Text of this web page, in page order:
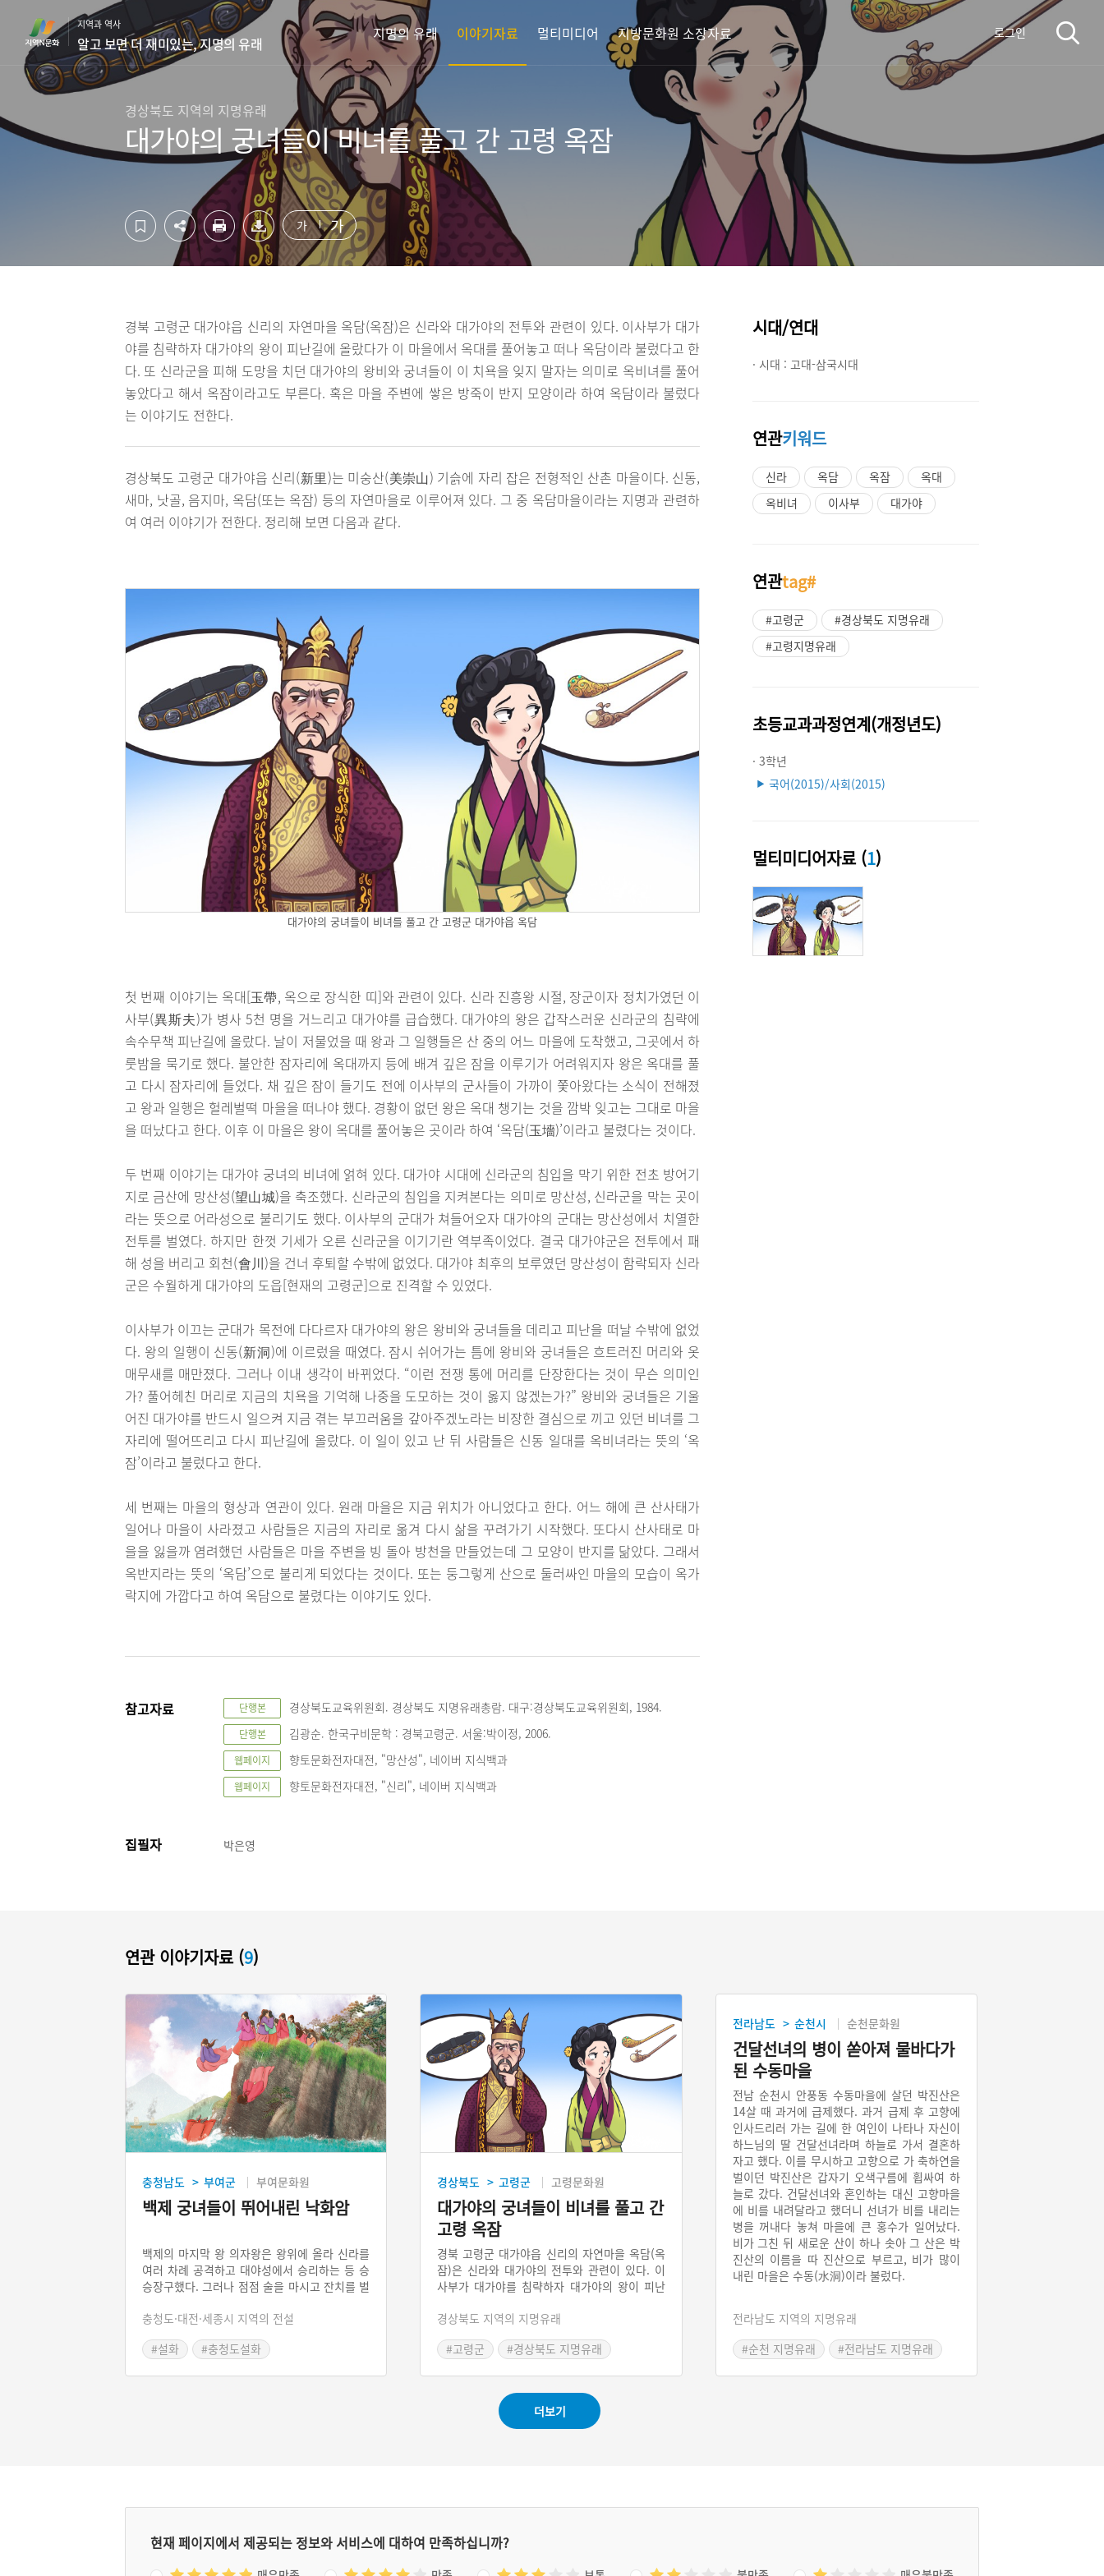
로
가
지역과 역사
알고 보면 더 재미있는, 지명의 유래
지명의 유래 이야기자료 멀티미디어 지방문화원 소장자료 로그인
경상북도 지역의 지명유래
대가야의 궁녀들이 비녀를 풀고 간 고령 옥잠
가 가
경북 고령군 대가야읍 신리의 자연마을 옥담(옥잠)은 신라와 대가야의 전투와 관련이 있다. 이사부가 대가
야를 침략하자 대가야의 왕이 피난길에 올랐다가 이 마을에서 옥대를 풀어놓고 떠나 옥담이라 불렀다고 한
다. 또 신라군을 피해 도망을 치던 대가야의 왕비와 궁녀들이 이 치욕을 잊지 말자는 의미로 옥비녀를 풀어
놓았다고 해서 옥잠이라고도 부른다. 혹은 마을 주변에 쌓은 방죽이 반지 모양이라 하여 옥담이라 불렀다
는 이야기도 전한다.
경상북도 고령군 대가야읍 신리(新里)는 미숭산(美崇山) 기슭에 자리 잡은 전형적인 산촌 마을이다. 신동,
새마, 낫골, 음지마, 옥담(또는 옥잠) 등의 자연마을로 이루어져 있다. 그 중 옥담마을이라는 지명과 관련하
여 여러 이야기가 전한다. 정리해 보면 다음과 같다.
대가야의 궁녀들이 비녀를 풀고 간 고령군 대가야읍 옥담
첫 번째 이야기는 옥대[玉帶, 옥으로 장식한 띠]와 관련이 있다. 신라 진흥왕 시절, 장군이자 정치가였던 이
사부(異斯夫)가 병사 5천 명을 거느리고 대가야를 급습했다. 대가야의 왕은 갑작스러운 신라군의 침략에
속수무책 피난길에 올랐다. 날이 저물었을 때 왕과 그 일행들은 산 중의 어느 마을에 도착했고, 그곳에서 하
룻밤을 묵기로 했다. 불안한 잠자리에 옥대까지 등에 배겨 깊은 잠을 이루기가 어려워지자 왕은 옥대를 풀
고 다시 잠자리에 들었다. 채 깊은 잠이 들기도 전에 이사부의 군사들이 가까이 쫓아왔다는 소식이 전해졌
고 왕과 일행은 헐레벌떡 마을을 떠나야 했다. 경황이 없던 왕은 옥대 챙기는 것을 깜박 잊고는 그대로 마을
을 떠났다고 한다. 이후 이 마을은 왕이 옥대를 풀어놓은 곳이라 하여 ‘옥담(玉墻)’이라고 불렸다는 것이다.
두 번째 이야기는 대가야 궁녀의 비녀에 얽혀 있다. 대가야 시대에 신라군의 침입을 막기 위한 전초 방어기
지로 금산에 망산성(望山城)을 축조했다. 신라군의 침입을 지켜본다는 의미로 망산성, 신라군을 막는 곳이
라는 뜻으로 어라성으로 불리기도 했다. 이사부의 군대가 쳐들어오자 대가야의 군대는 망산성에서 치열한
전투를 벌였다. 하지만 한껏 기세가 오른 신라군을 이기기란 역부족이었다. 결국 대가야군은 전투에서 패
해 성을 버리고 회천(會川)을 건너 후퇴할 수밖에 없었다. 대가야 최후의 보루였던 망산성이 함락되자 신라
군은 수월하게 대가야의 도읍[현재의 고령군]으로 진격할 수 있었다.
이사부가 이끄는 군대가 목전에 다다르자 대가야의 왕은 왕비와 궁녀들을 데리고 피난을 떠날 수밖에 없었
다. 왕의 일행이 신동(新洞)에 이르렀을 때였다. 잠시 쉬어가는 틈에 왕비와 궁녀들은 흐트러진 머리와 옷
매무새를 매만졌다. 그러나 이내 생각이 바뀌었다. “이런 전쟁 통에 머리를 단장한다는 것이 무슨 의미인
가? 풀어헤친 머리로 지금의 치욕을 기억해 나중을 도모하는 것이 옳지 않겠는가?” 왕비와 궁녀들은 기울
어진 대가야를 반드시 일으켜 지금 겪는 부끄러움을 갚아주겠노라는 비장한 결심으로 끼고 있던 비녀를 그
자리에 떨어뜨리고 다시 피난길에 올랐다. 이 일이 있고 난 뒤 사람들은 신동 일대를 옥비녀라는 뜻의 ‘옥
잠’이라고 불렀다고 한다.
세 번째는 마을의 형상과 연관이 있다. 원래 마을은 지금 위치가 아니었다고 한다. 어느 해에 큰 산사태가
일어나 마을이 사라졌고 사람들은 지금의 자리로 옮겨 다시 삶을 꾸려가기 시작했다. 또다시 산사태로 마
을을 잃을까 염려했던 사람들은 마을 주변을 빙 돌아 방천을 만들었는데 그 모양이 반지를 닮았다. 그래서
옥반지라는 뜻의 ‘옥담’으로 불리게 되었다는 것이다. 또는 둥그렇게 산으로 둘러싸인 마을의 모습이 옥가
락지에 가깝다고 하여 옥담으로 불렸다는 이야기도 있다.
참고자료 단행본 경상북도교육위원회. 경상북도 지명유래총람. 대구:경상북도교육위원회, 1984.
단행본 김광순. 한국구비문학 : 경북고령군. 서울:박이정, 2006.
웹페이지 향토문화전자대전, "망산성", 네이버 지식백과
웹페이지 향토문화전자대전, "신리", 네이버 지식백과
집필자 박은영
시대/연대
· 시대 : 고대-삼국시대
연관키워드
신라 옥담 옥잠
옥대
옥비녀
이사부 대가야
연관tag#
#고령군
#경상북도 지명유래
#고령지명유래
초등교과과정연계(개정년도)
· 3학년
▶ 국어(2015)/사회(2015)
멀티미디어자료 (1)
연관 이야기자료 (9)
충청남도 > 부여군 부여문화원
백제 궁녀들이 뛰어내린 낙화암
백제의 마지막 왕 의자왕은 왕위에 올라 신라를
여러 차례 공격하고 대야성에서 승리하는 등 승
승장구했다. 그러나 점점 술을 마시고 잔치를 벌
때를 틈타 신라군이 당나라 군사와 힘을 합해 백
멸망하게 되었다. 백제의 후궁과 궁녀들은 적군
충청도·대전·세종시 지역의 전설
#설화
#충청도설화
경상북도 > 고령군 고령문화원
대가야의 궁녀들이 비녀를 풀고 간
고령 옥잠
경북 고령군 대가야읍 신리의 자연마을 옥담(옥
잠)은 신라와 대가야의 전투와 관련이 있다. 이
사부가 대가야를 침략하자 대가야의 왕이 피난
나 옥담이라 불렀다고 한다. 또 신라군을 피해
을 잊지 말자는 의미로 옥비녀를 풀어놓았다고
는 이야기도 전한다.
경상북도 지역의 지명유래
#고령군
#경상북도 지명유래
전라남도 > 순천시 순천문화원
건달선녀의 병이 쏟아져 물바다가
된 수동마을
전남 순천시 안풍동 수동마을에 살던 박진산은
14살 때 과거에 급제했다. 과거 급제 후 고향에
인사드리러 가는 길에 한 여인이 나타나 자신이
하느님의 딸 건달선녀라며 하늘로 가서 결혼하
자고 했다. 이를 무시하고 고향으로 가 축하연을
벌이던 박진산은 갑자기 오색구름에 휩싸여 하
늘로 갔다. 건달선녀와 혼인하는 대신 고향마을
에 비를 내려달라고 했더니 선녀가 비를 내리는
병을 꺼내다 놓쳐 마을에 큰 홍수가 일어났다.
비가 그친 뒤 새로운 산이 하나 솟아 그 산은 박
진산의 이름을 따 진산으로 부르고, 비가 많이
내린 마을은 수동(水洞)이라 불렀다.
전라남도 지역의 지명유래
#순천 지명유래
#전라남도 지명유래
더보기
현재 페이지에서 제공되는 정보와 서비스에 대하여 만족하십니까?